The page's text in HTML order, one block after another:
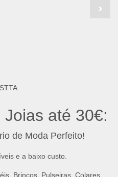
›
até 30€:
de Moda Perfeito!
e a baixo custo.
Brincos, Pulseiras, Colares....